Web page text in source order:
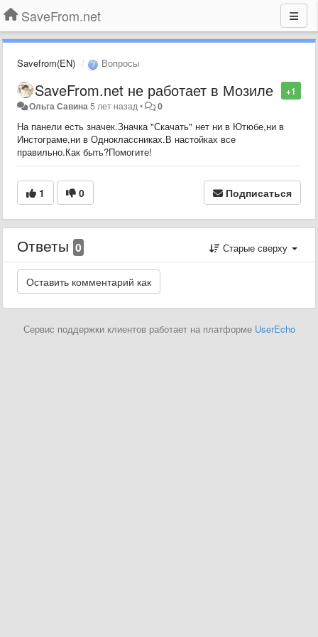
SaveFrom.net
Savefrom(EN) Вопросы
+1
SaveFrom.net не работает в Мозиле
Ольга Савина 5 лет назад • 0
На панели есть значек.Значка "Скачать" нет ни в Ютюбе,ни в
Инстограме,ни в Одноклассниках.В настойках все
правильно.Как быть?Помогите!
1 0 Подписаться
Ответы 0 Старые сверху
Сервис поддержки клиентов работает на платформе UserEcho